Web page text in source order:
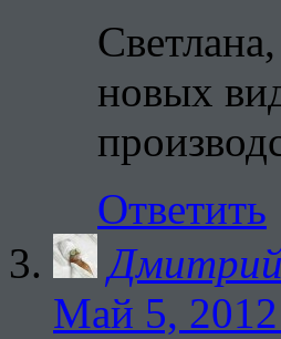
новых
Ответить
Дмитрий
Май 5,